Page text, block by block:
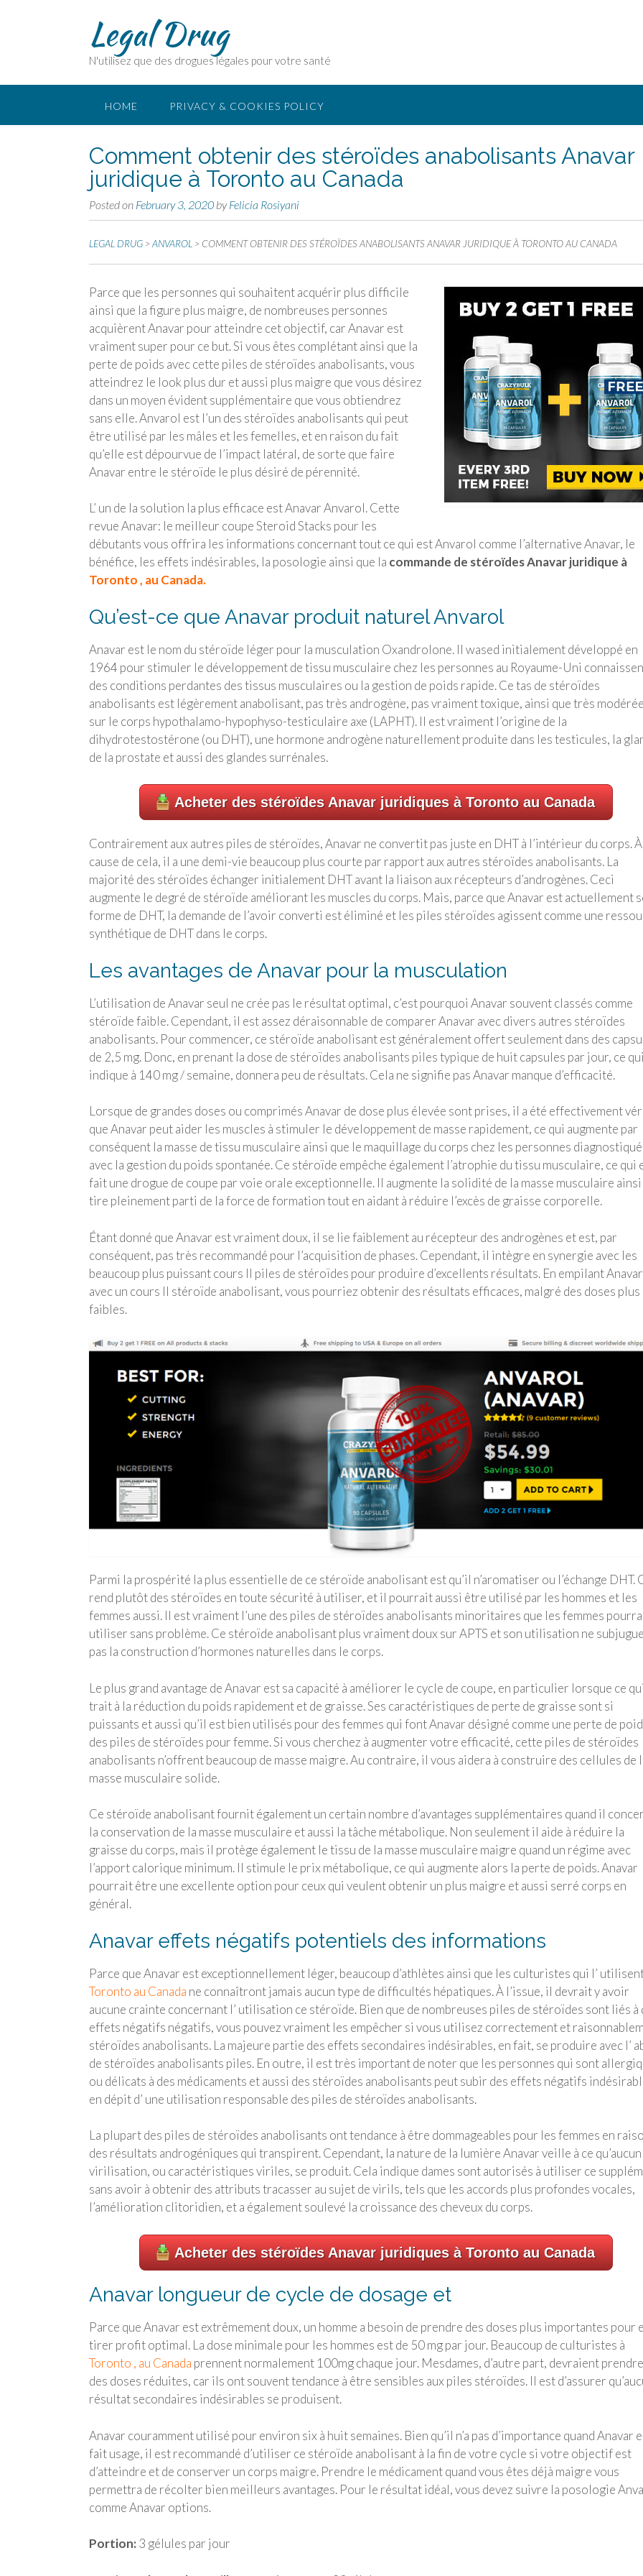
Legal Drug
N'utilisez que des drogues légales pour votre santé
HOME PRIVACY & COOKIES POLICY
Comment obtenir des stéroïdes anabolisants Anavar
juridique à Toronto au Canada
Posted on February 3, 2020 byFelicia Rosiyani
LEGAL DRUG >ANVAROL > COMMENT OBTENIR DES STÉROÏDES ANABOLISANTS ANAVAR JURIDIQUE À TORONTO AU CANADA
Parce que les personnes qui souhaitent acquérir plus difficile
ainsi que la figure plus maigre, de nombreuses personnes
acquièrent Anavar pour atteindre cet objectif, car Anavar est
vraiment super pour ce but. Si vous êtes complétant ainsi que la
perte de poids avec cette piles de stéroïdes anabolisants, vous
atteindrez le look plus dur et aussi plus maigre que vous désirez
dans un moyen évident supplémentaire que vous obtiendrez
sans elle. Anvarol est l’un des stéroïdes anabolisants qui peut
être utilisé par les mâles et les femelles, et en raison du fait
qu’elle est dépourvue de l’impact latéral, de sorte que faire
Anavar entre le stéroïde le plus désiré de pérennité.
L’ un de la solution la plus efficace est Anavar Anvarol. Cette
revue Anavar: le meilleur coupe Steroid Stacks pour les
débutants vous offrira les informations concernant tout ce qui est Anvarol comme l’alternative Anavar, le
bénéfice, les effets indésirables, la posologie ainsi que la commande de stéroïdes Anavar juridique à
Toronto , au Canada.
Qu’est-ce que Anavar produit naturel Anvarol
Anavar est le nom du stéroïde léger pour la musculation Oxandrolone. Il wased initialement développé en
1964 pour stimuler le développement de tissu musculaire chez les personnes au Royaume-Uni
des conditions perdantes des tissus musculaires ou la gestion de poids rapide. Ce tas de stéroïdes
anabolisants est légèrement anabolisant, pas très androgène, pas vraiment toxique, ainsi que très
sur le corps hypothalamo-hypophyso-testiculaire axe (LAPHT). Il est vraiment l’origine de la
dihydrotestostérone (ou DHT), une hormone androgène naturellement produite dans les testicules, la
de la prostate et aussi des glandes surrénales.
Acheter des stéroïdes Anavar juridiques à Toronto au Canada
Contrairement aux autres piles de stéroïdes, Anavar ne convertit pas juste en DHT à l’intérieur du corps. À
cause de cela, il a une demi-vie beaucoup plus courte par rapport aux autres stéroïdes anabolisants. La
majorité des stéroïdes échanger initialement DHT avant la liaison aux récepteurs d’androgènes. Ceci
augmente le degré de stéroïde améliorant les muscles du corps. Mais, parce que Anavar est actuellement
forme de DHT, la demande de l’avoir converti est éliminé et les piles stéroïdes agissent comme une
synthétique de DHT dans le corps.
Les avantages de Anavar pour la musculation
L’utilisation de Anavar seul ne crée pas le résultat optimal, c’est pourquoi Anavar souvent classés comme
stéroïde faible. Cependant, il est assez déraisonnable de comparer Anavar avec divers autres stéroïdes
anabolisants. Pour commencer, ce stéroïde anabolisant est généralement offert seulement dans des
de 2,5 mg. Donc, en prenant la dose de stéroïdes anabolisants piles typique de huit capsules par jour, ce
indique à 140 mg / semaine, donnera peu de résultats. Cela ne signifie pas Anavar manque d’efficacité.
Lorsque de grandes doses ou comprimés Anavar de dose plus élevée sont prises, il a été effectivement
que Anavar peut aider les muscles à stimuler le développement de masse rapidement, ce qui augmente par
conséquent la masse de tissu musculaire ainsi que le maquillage du corps chez les personnes
avec la gestion du poids spontanée. Ce stéroïde empêche également l’atrophie du tissu musculaire, ce qui
fait une drogue de coupe par voie orale exceptionnelle. Il augmente la solidité de la masse musculaire
tire pleinement parti de la force de formation tout en aidant à réduire l’excès de graisse corporelle.
Étant donné que Anavar est vraiment doux, il se lie faiblement au récepteur des androgènes et est, par
conséquent, pas très recommandé pour l’acquisition de phases. Cependant, il intègre en synergie avec les
beaucoup plus puissant cours II piles de stéroïdes pour produire d’excellents résultats. En empilant Anavar
avec un cours II stéroïde anabolisant, vous pourriez obtenir des résultats efficaces, malgré des doses plus
faibles.
Parmi la prospérité la plus essentielle de ce stéroïde anabolisant est qu’il n’aromatiser ou l’échange DHT.
rend plutôt des stéroïdes en toute sécurité à utiliser, et il pourrait aussi être utilisé par les hommes et les
femmes aussi. Il est vraiment l’une des piles de stéroïdes anabolisants minoritaires que les femmes
utiliser sans problème. Ce stéroïde anabolisant plus vraiment doux sur APTS et son utilisation ne
pas la construction d’hormones naturelles dans le corps.
Le plus grand avantage de Anavar est sa capacité à améliorer le cycle de coupe, en particulier lorsque ce
trait à la réduction du poids rapidement et de graisse. Ses caractéristiques de perte de graisse sont si
puissants et aussi qu’il est bien utilisés pour des femmes qui font Anavar désigné comme une perte de
des piles de stéroïdes pour femme. Si vous cherchez à augmenter votre efficacité, cette piles de stéroïdes
anabolisants n’offrent beaucoup de masse maigre. Au contraire, il vous aidera à construire des cellules de
masse musculaire solide.
Ce stéroïde anabolisant fournit également un certain nombre d’avantages supplémentaires quand il
la conservation de la masse musculaire et aussi la tâche métabolique. Non seulement il aide à réduire la
graisse du corps, mais il protège également le tissu de la masse musculaire maigre quand un régime avec
l’apport calorique minimum. Il stimule le prix métabolique, ce qui augmente alors la perte de poids. Anavar
pourrait être une excellente option pour ceux qui veulent obtenir un plus maigre et aussi serré corps en
général.
Anavar effets négatifs potentiels des informations
Parce que Anavar est exceptionnellement léger, beaucoup d’athlètes ainsi que les culturistes qui l’
Toronto au Canada ne connaîtront jamais aucun type de difficultés hépatiques. À l’issue, il devrait y avoir
aucune crainte concernant l’ utilisation ce stéroïde. Bien que de nombreuses piles de stéroïdes sont liés à
effets négatifs négatifs, vous pouvez vraiment les empêcher si vous utilisez correctement et
stéroïdes anabolisants. La majeure partie des effets secondaires indésirables, en fait, se produire avec l’
de stéroïdes anabolisants piles. En outre, il est très important de noter que les personnes qui sont
ou délicats à des médicaments et aussi des stéroïdes anabolisants peut subir des effets négatifs
en dépit d’ une utilisation responsable des piles de stéroïdes anabolisants.
La plupart des piles de stéroïdes anabolisants ont tendance à être dommageables pour les femmes en
des résultats androgéniques qui transpirent. Cependant, la nature de la lumière Anavar veille à ce qu’aucun
virilisation, ou caractéristiques viriles, se produit. Cela indique dames sont autorisés à utiliser ce
sans avoir à obtenir des attributs tracasser au sujet de virils, tels que les accords plus profondes vocales,
l’amélioration clitoridien, et a également soulevé la croissance des cheveux du corps.
Acheter des stéroïdes Anavar juridiques à Toronto au Canada
Anavar longueur de cycle de dosage et
Parce que Anavar est extrêmement doux, un homme a besoin de prendre des doses plus importantes pour
tirer profit optimal. La dose minimale pour les hommes est de 50 mg par jour. Beaucoup de culturistes à
Toronto , au Canada prennent normalement 100mg chaque jour. Mesdames, d’autre part, devraient prendre
des doses réduites, car ils ont souvent tendance à être sensibles aux piles stéroïdes. Il est d’assurer
résultat secondaires indésirables se produisent.
Anavar couramment utilisé pour environ six à huit semaines. Bien qu’il n’a pas d’importance quand Anavar
fait usage, il est recommandé d’utiliser ce stéroïde anabolisant à la fin de votre cycle si votre objectif est
d’atteindre et de conserver un corps maigre. Prendre le médicament quand vous êtes déjà maigre vous
permettra de récolter bien meilleurs avantages. Pour le résultat idéal, vous devez suivre la posologie
comme Anavar options.
Portion: 3 gélules par jour